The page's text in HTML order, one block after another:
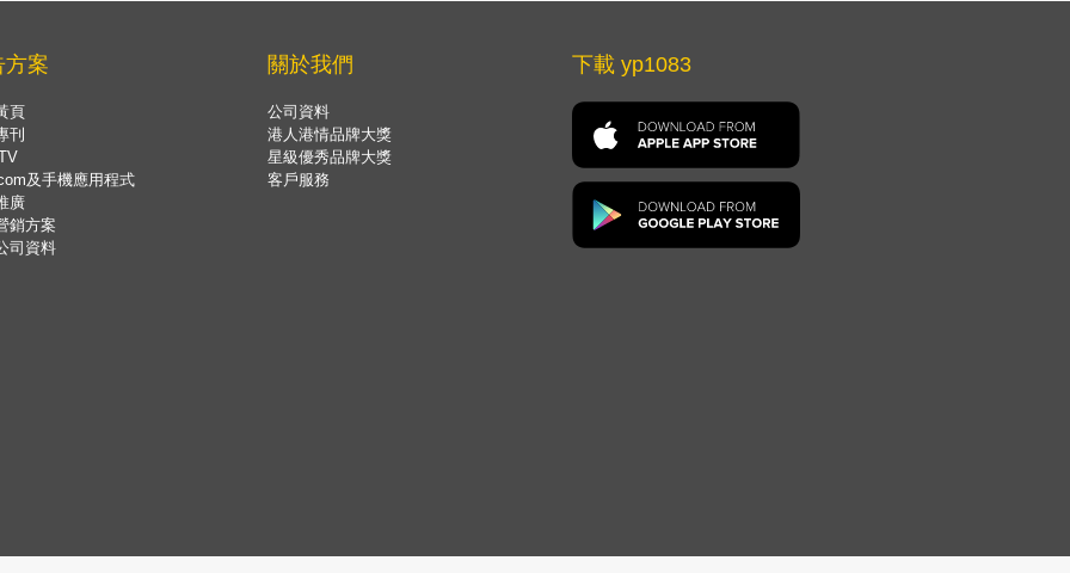
方案
頁
刊
及手機應用程式
廣
銷方案
司資料
關於我們
公司資料
港人港情品牌大獎
星級優秀品牌大獎
客戶服務
下載 yp1083